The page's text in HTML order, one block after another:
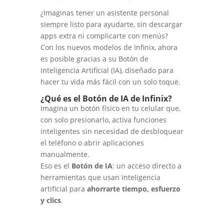
¿Imaginas tener un asistente personal
siempre listo para ayudarte, sin descargar
apps extra ni complicarte con menús?
Con los nuevos modelos de Infinix, ahora
es posible gracias a su Botón de
Inteligencia Artificial (IA), diseñado para
hacer tu vida más fácil con un solo toque.
¿Qué es el Botón de IA de Infinix?
Imagina un botón físico en tu celular que,
con solo presionarlo, activa funciones
inteligentes sin necesidad de desbloquear
el teléfono o abrir aplicaciones
manualmente.
Eso es el Botón de IA: un acceso directo a
herramientas que usan inteligencia
artificial para ahorrarte tiempo, esfuerzo
y clics.